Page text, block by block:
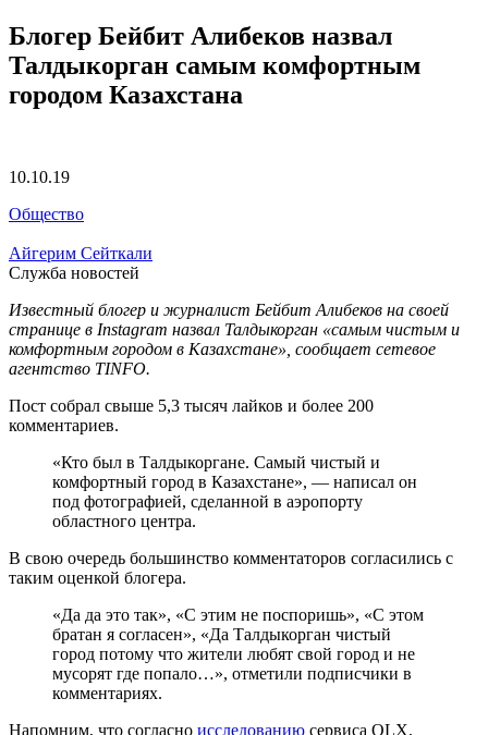
Блогер Бейбит Алибеков назвал
Талдыкорган самым комфортным
городом Казахстана
10.10.19
Общество
Айгерим Сейткали
Служба новостей
Известный блогер и журналист Бейбит Алибеков на своей
странице в Instagram назвал Талдыкорган «самым чистым и
комфортным городом в Казахстане», сообщает сетевое
агентство TINFO.
Пост собрал свыше 5,3 тысяч лайков и более 200
комментариев.
«Кто был в Талдыкоргане. Самый чистый и
комфортный город в Казахстане», — написал он
под фотографией, сделанной в аэропорту
областного центра.
В свою очередь большинство комментаторов согласились с
таким оценкой блогера.
«Да да это так», «С этим не поспоришь», «С этом
братан я согласен», «Да Талдыкорган чистый
город потому что жители любят свой город и не
мусорят где попало…», отметили подписчики в
комментариях.
Напомним, что согласно исследованию сервиса OLX,